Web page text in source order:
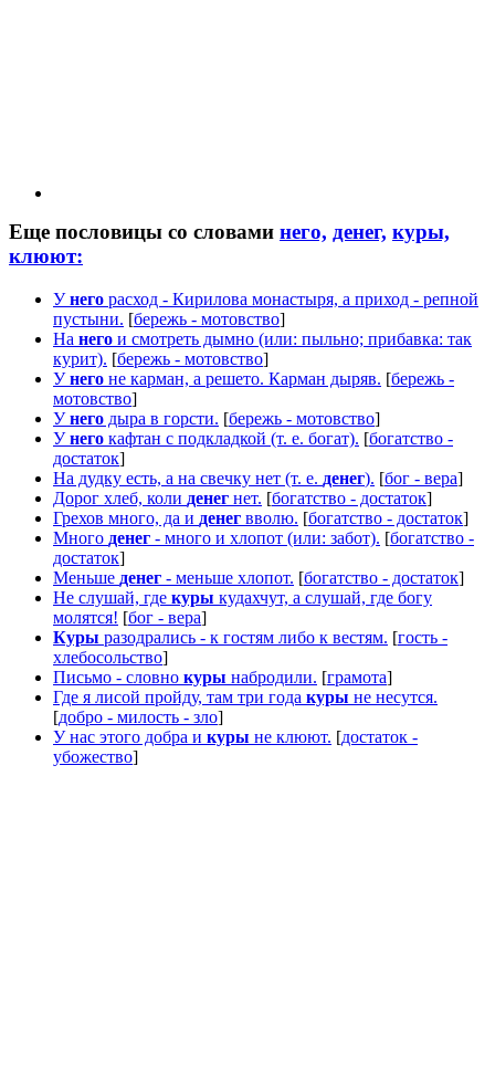
Еще пословицы со словами него, денег, куры,
клюют:
Унего расход - Кирилова монастыря, а приход - репной
пустыни. [бережь - мотовство]
На него и смотреть дымно (или: пыльно; прибавка: так
курит). [бережь - мотовство]
Унего не карман, а решето. Карман дыряв. [бережь -
мотовство]
Унего дыра в горсти. [бережь - мотовство]
Унего кафтан с подкладкой (т. е. богат). [богатство -
достаток]
На дудку есть, а на свечку нет (т. е. денег). [бог - вера]
Дорог хлеб, коли денег нет. [богатство - достаток]
Грехов много, да и денег вволю. [богатство - достаток]
Много денег - много и хлопот (или: забот). [богатство -
достаток]
Меньше денег - меньше хлопот. [богатство - достаток]
Не слушай, где куры кудахчут, а слушай, где богу
молятся! [бог - вера]
Куры разодрались - к гостям либо к вестям. [гость -
хлебосольство]
Письмо - словно куры набродили. [грамота]
Где я лисой пройду, там три года куры не несутся.
[добро - милость - зло]
У нас этого добра и куры не клюют. [достаток -
убожество]